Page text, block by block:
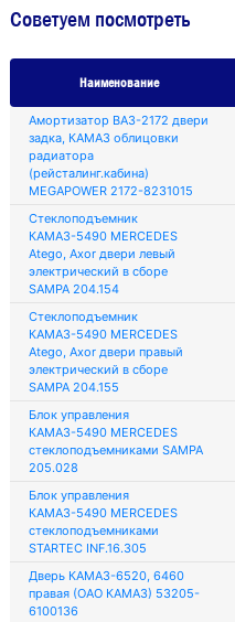
Советуем посмотреть
Наименование
Амортизатор ВАЗ-2172 двери
задка, КАМАЗ облицовки
радиатора
(рейсталинг.кабина)
MEGAPOWER 2172-8231015
Стеклоподъемник
КАМАЗ-5490 MERCEDES
Atego, Axor двери левый
электрический в сборе
SAMPA 204.154
Стеклоподъемник
КАМАЗ-5490 MERCEDES
Atego, Axor двери правый
электрический в сборе
SAMPA 204.155
Блок управления
КАМАЗ-5490 MERCEDES
стеклоподъемниками SAMPA
205.028
Блок управления
КАМАЗ-5490 MERCEDES
стеклоподъемниками
STARTEC INF.16.305
Дверь КАМАЗ-6520, 6460
правая (ОАО КАМАЗ) 53205-
6100136